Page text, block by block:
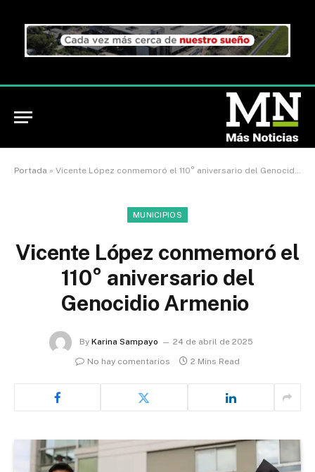
Portada » Vicente López conmemoró el 110° aniversario del Genocidio Armenio
MUNICIPIOS
Vicente López conmemoró el
110° aniversario del
Genocidio Armenio
By Karina Sampayo
24 de abril de 2025
No hay comentarios
2 Mins Read